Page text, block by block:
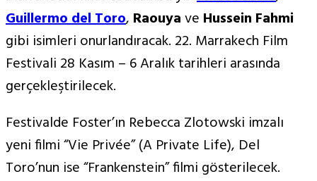
Guillermo del Toro, Raouyave Hussein Fahmi
gibi isimleri onurlandıracak. 22. Marrakech Film
Festivali 28 Kasım – 6 Aralık tarihleri arasında
gerçekleştirilecek.
Festivalde Foster’ın Rebecca Zlotowski imzalı
yeni filmi “Vie Privée” (A Private Life), Del
Toro’nun ise “Frankenstein” filmi gösterilecek.